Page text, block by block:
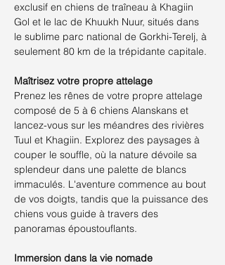
exclusif en chiens de traîneau à Khagiin
Gol et le lac de Khuukh Nuur, situés dans
le sublime parc national de Gorkhi-Terelj, à
seulement 80 km de la trépidante capitale.
Maîtrisez votre propre attelage
Prenez les rênes de votre propre attelage
composé de 5 à 6 chiens Alanskans et
lancez-vous sur les méandres des rivières
Tuul et Khagiin. Explorez des paysages à
couper le souffle, où la nature dévoile sa
splendeur dans une palette de blancs
immaculés. L'aventure commence au bout
de vos doigts, tandis que la puissance des
chiens vous guide à travers des
panoramas époustouflants.
Immersion dans la vie nomade